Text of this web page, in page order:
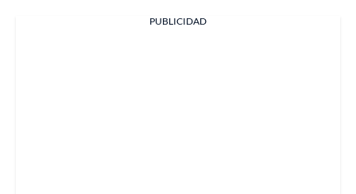
PUBLICIDAD